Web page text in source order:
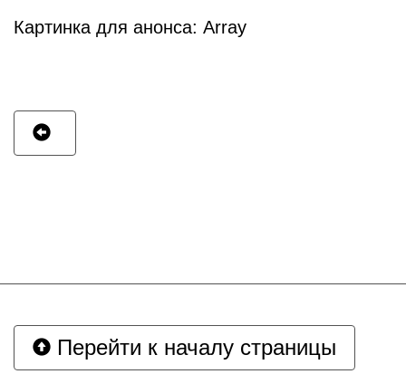
Картинка для анонса: Array
Перейти к началу страницы